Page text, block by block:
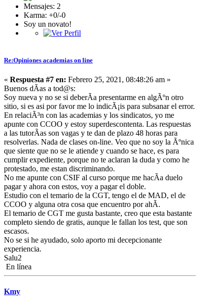
Mensajes: 2
Karma: +0/-0
Soy un novato!
Re:Opiniones academias on line
« Respuesta #7 en: Febrero 25, 2021, 08:48:26 am »
Buenos dÃ­as a tod@s:
Soy nueva y no se si deberÃ­a presentarme en algÃºn otro
sitio, si es asi por favor me lo indicÃ¡is para subsanar el error.
En relaciÃ³n con las academias y los sindicatos, yo me
apunte con CCOO y estoy superdescontenta. Las respuestas
a las tutorÃ­as son vagas y te dan de plazo 48 horas para
resolverlas. Nada de clases on-line. Veo que no soy la Ãºnica
que siente que no se le atiende y cuando se hace, es para
cumplir expediente, porque no te aclaran la duda y como he
protestado, me estan discriminando.
No me apunte con CSIF al curso porque me hacÃ­a duelo
pagar y ahora con estos, voy a pagar el doble.
Estudio con el temario de la CGT, tengo el de MAD, el de
CCOO y alguna otra cosa que encuentro por ahÃ­.
El temario de CGT me gusta bastante, creo que esta bastante
completo siendo de gratis, aunque le fallan los test, que son
escasos.
No se si he ayudado, solo aporto mi decepcionante
experiencia.
Salu2
En línea
Kmy